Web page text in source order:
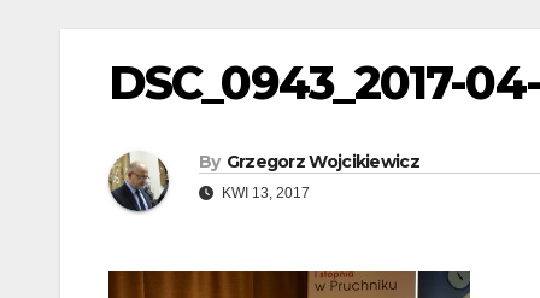
DSC_0943_2017-
By Grzegorz Wojcikiewicz
KWI 13, 2017